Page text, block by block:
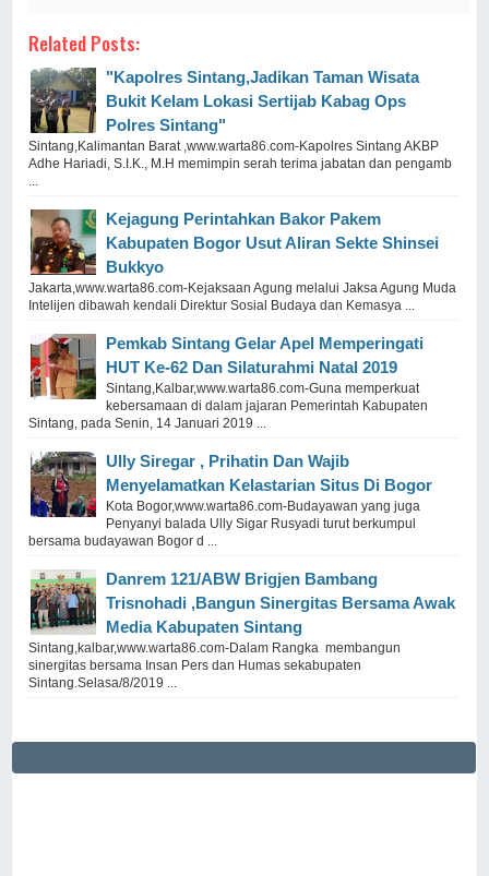
Related Posts:
"Kapolres Sintang,Jadikan Taman Wisata
Bukit Kelam Lokasi Sertijab Kabag Ops
Polres Sintang"
Sintang,Kalimantan Barat ,www.warta86.com-Kapolres Sintang AKBP
Adhe Hariadi, S.I.K., M.H memimpin serah terima jabatan dan pengamb
...
Kejagung Perintahkan Bakor Pakem
Kabupaten Bogor Usut Aliran Sekte Shinsei
Bukkyo
Jakarta,www.warta86.com-Kejaksaan Agung melalui Jaksa Agung Muda
Intelijen dibawah kendali Direktur Sosial Budaya dan Kemasya ...
Pemkab Sintang Gelar Apel Memperingati
HUT Ke-62 Dan Silaturahmi Natal 2019
Sintang,Kalbar,www.warta86.com-Guna memperkuat
kebersamaan di dalam jajaran Pemerintah Kabupaten
Sintang, pada Senin, 14 Januari 2019 ...
Ully Siregar , Prihatin Dan Wajib
Menyelamatkan Kelastarian Situs Di Bogor
Kota Bogor,www.warta86.com-Budayawan yang juga
Penyanyi balada Ully Sigar Rusyadi turut berkumpul
bersama budayawan Bogor d ...
Danrem 121/ABW Brigjen Bambang
Trisnohadi ,Bangun Sinergitas Bersama Awak
Media Kabupaten Sintang
Sintang,kalbar,www.warta86.com-Dalam Rangka membangun
sinergitas bersama Insan Pers dan Humas sekabupaten
Sintang.Selasa/8/2019 ...